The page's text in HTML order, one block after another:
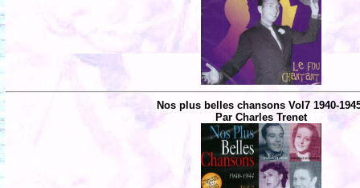
Nos plus belles chansons Vol7 1940-
Par Charles Trenet